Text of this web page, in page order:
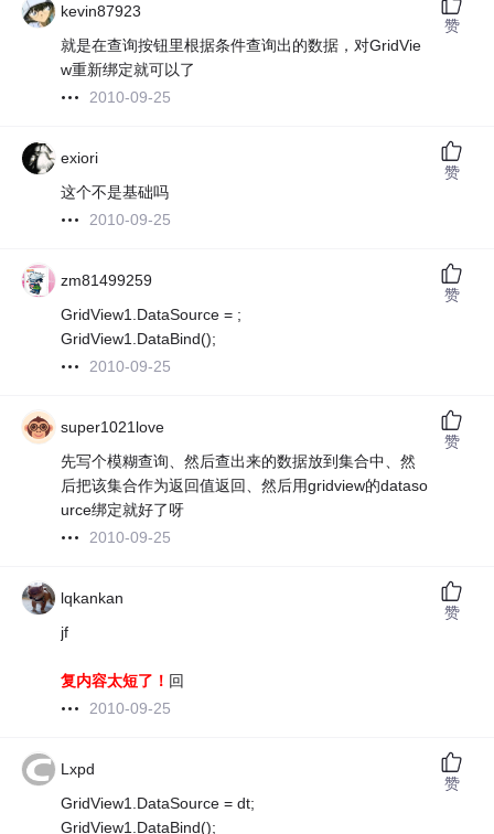
kevin87923
就是在查询按钮里根据条件查询出的数据，对GridVie
w重新绑定就可以了
2010-09-25
赞
exiori
这个不是基础吗
2010-09-25
赞
zm81499259
GridView1.DataSource = ;
GridView1.DataBind();
2010-09-25
赞
super1021love
先写个模糊查询、然后查出来的数据放到集合中、然
后把该集合作为返回值返回、然后用gridview的dataso
urce绑定就好了呀
2010-09-25
赞
lqkankan
jf
复内容太短了！ 回
2010-09-25
赞
Lxpd
GridView1.DataSource = dt;
GridView1.DataBind();
赞